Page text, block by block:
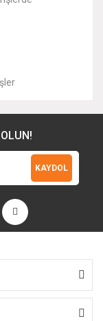
KAYDOL